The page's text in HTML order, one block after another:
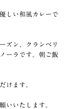
しい和風カレーで
ズン、クランベリ
ーラです。朝ご飯
けます。
いいたします。